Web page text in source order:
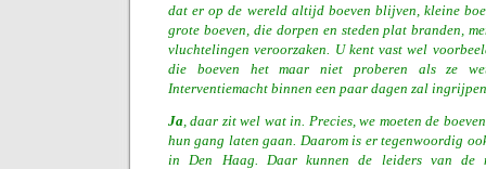
dat er op de wereld altijd boeven blijven, kleine
grote boeven, die dorpen en steden plat branden,
vluchtelingen veroorzaken. U kent vast wel
die boeven het maar niet proberen als ze
Interventiemacht binnen een paar dagen zal
Ja, daar zit wel wat in. Precies, we moeten de
hun gang laten gaan. Daarom is er tegenwoordig
in Den Haag. Daar kunnen de leiders van de